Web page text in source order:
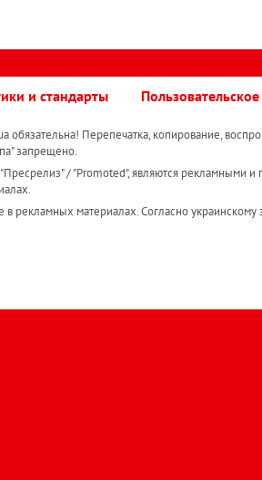
и стандарты
Перепечатка, копирование,
запрещено.
/ "Promoted", являются рекламными и
материалах. Согласно украинскому